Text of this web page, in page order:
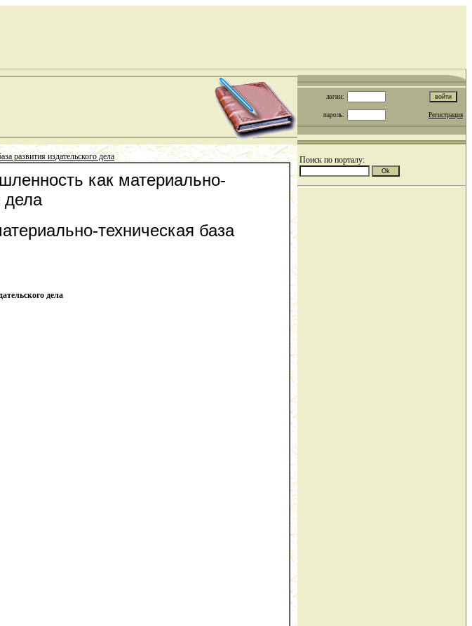
логин:
пароль: Регистрация
развития издательского дела
как материально-
дела
техническая база
дела
Поиск по порталу: